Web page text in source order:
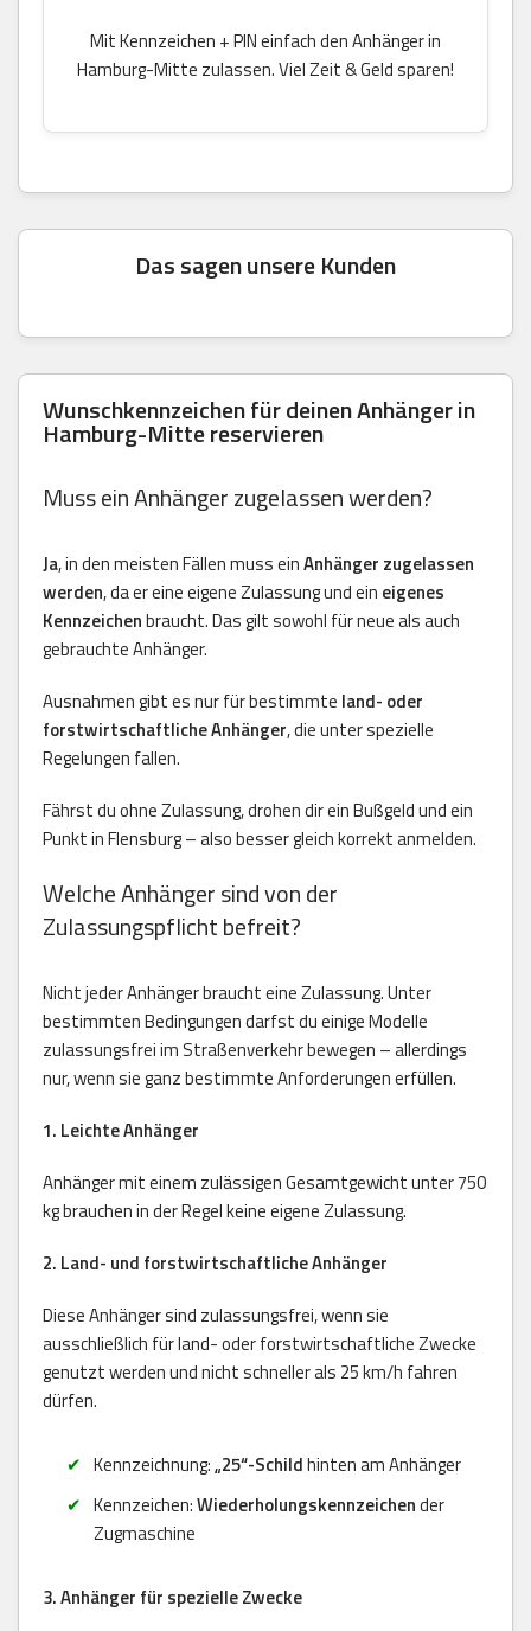
Mit Kennzeichen + PIN einfach den Anhänger in
Hamburg-Mitte zulassen. Viel Zeit & Geld sparen!
Das sagen unsere Kunden
Wunschkennzeichen für deinen Anhänger in
Hamburg-Mitte reservieren
Muss ein Anhänger zugelassen werden?
Ja, in den meisten Fällen muss einAnhänger zugelassen
werden, da er eine eigene Zulassung und ein eigenes
Kennzeichenbraucht. Das gilt sowohl für neue als auch
gebrauchte Anhänger.
Ausnahmen gibt es nur für bestimmte land- oder
forstwirtschaftliche Anhänger, die unter spezielle
Regelungen fallen.
Fährst du ohne Zulassung, drohen dir ein Bußgeld und ein
Punkt in Flensburg – also besser gleich korrekt anmelden.
Welche Anhänger sind von der
Zulassungspflicht befreit?
Nicht jeder Anhänger braucht eine Zulassung. Unter
bestimmten Bedingungen darfst du einige Modelle
zulassungsfrei im Straßenverkehr bewegen – allerdings
nur, wenn sie ganz bestimmte Anforderungen erfüllen.
1. Leichte Anhänger
Anhänger mit einem zulässigen Gesamtgewicht unter 750
kg brauchen in der Regel keine eigene Zulassung.
2. Land- und forstwirtschaftliche Anhänger
Diese Anhänger sind zulassungsfrei, wenn sie
ausschließlich für land- oder forstwirtschaftliche Zwecke
genutzt werden und nicht schneller als 25 km/h fahren
dürfen.
Kennzeichnung:„25“-Schildhinten am Anhänger
Kennzeichen:Wiederholungskennzeichender
Zugmaschine
3. Anhänger für spezielle Zwecke